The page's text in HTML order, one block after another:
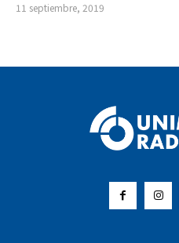
11 septiembre, 2019